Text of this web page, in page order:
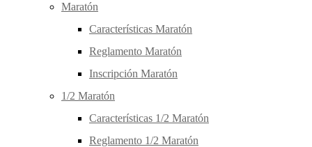
Maratón
Características Maratón
Reglamento Maratón
Inscripción Maratón
1/2 Maratón
Características 1/2 Maratón
Reglamento 1/2 Maratón